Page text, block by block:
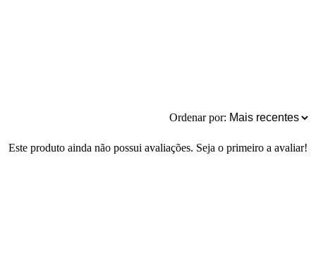
Ordenar por:
Este produto ainda não possui avaliações. Seja o primeiro a avaliar!